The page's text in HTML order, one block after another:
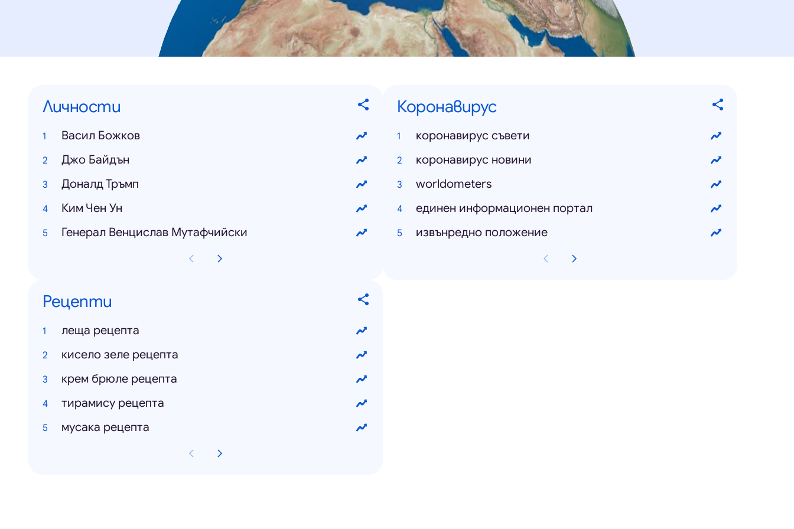
Личности
Васил Божков
Джо Байдън
Доналд Тръмп
Ким Чен Ун
Генерал Венцислав Мутафчийски
Коронавирус
коронавирус съвети
коронавирус новини
worldometers
единен информационен портал
извънредно положение
Рецепти
леща рецепта
кисело зеле рецепта
крем брюле рецепта
тирамису рецепта
мусака рецепта